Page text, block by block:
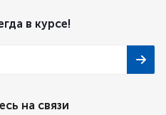
в курсе!
на связи